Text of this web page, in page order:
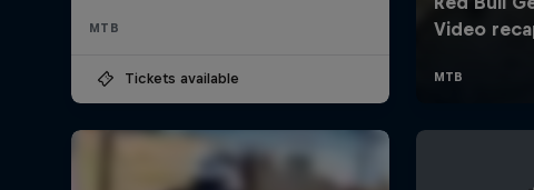
MTB
Tickets available